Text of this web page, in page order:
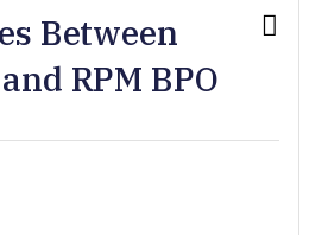
Between
RPM BPO